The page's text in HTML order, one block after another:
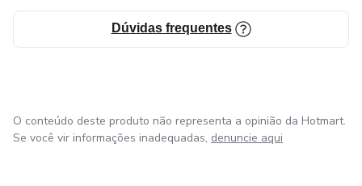
Dúvidas frequentes
O conteúdo deste produto não representa a opinião da Hotmart.
Se você vir informações inadequadas, denuncie aqui